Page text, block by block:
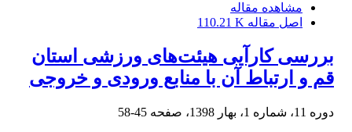
مشاهده مقاله
اصل مقاله 110.21 K
بررسی کارآیی هیئت‌های ورزشی استان
قم و ارتباط آن با منابع ورودی و خروجی‌
دوره 11، شماره 1، بهار 1398، صفحه 45-58